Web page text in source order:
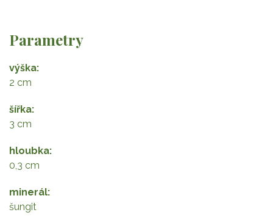
Parametry
výška
2 cm
šířka
3 cm
hloubka
0,3 cm
minerál
šungit